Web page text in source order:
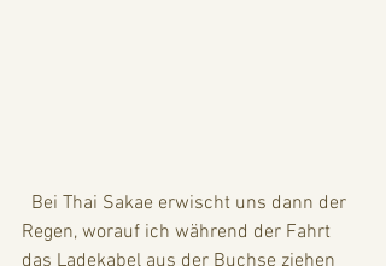
Regen, worauf ich während der Fahrt